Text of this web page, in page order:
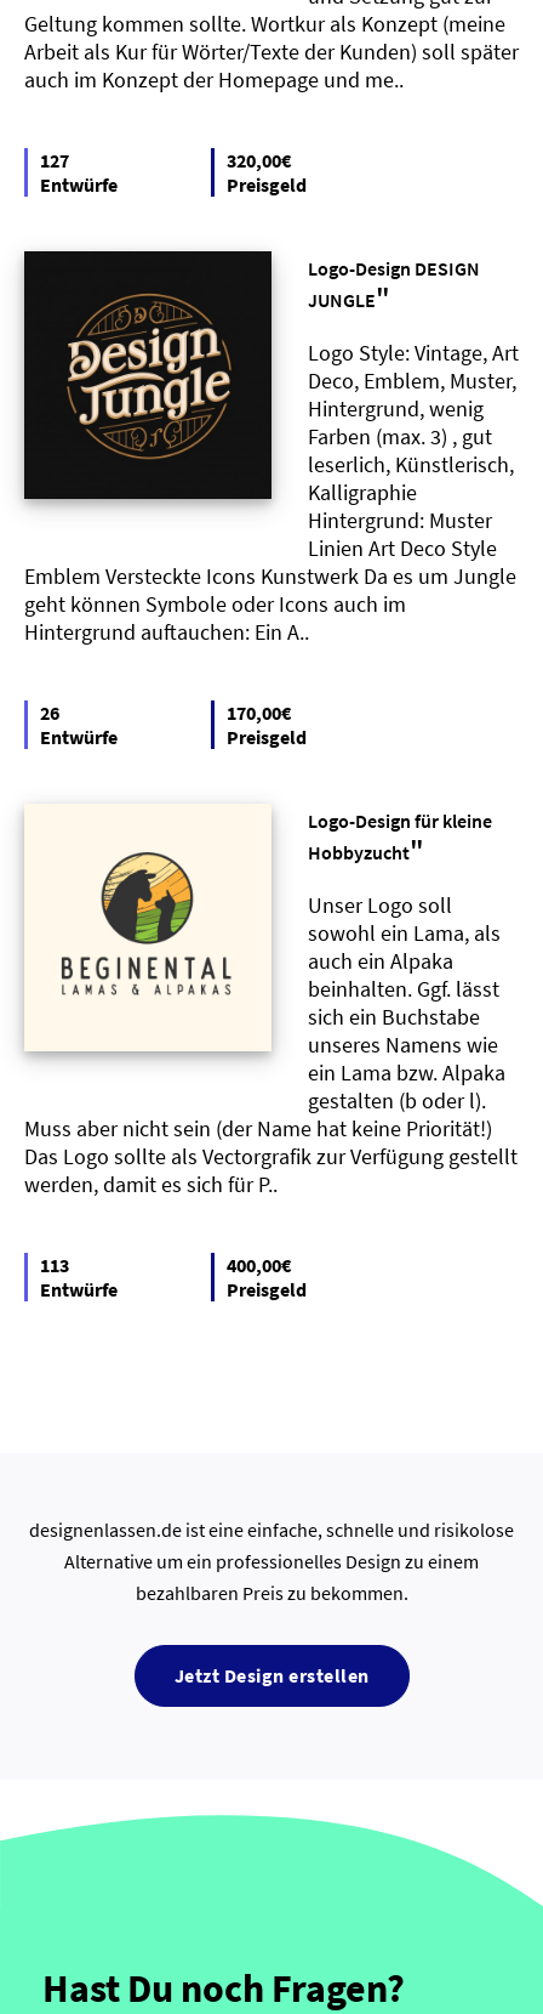
Geltung kommen sollte. Wortkur als Konzept (meine
Arbeit als Kur für Wörter/Texte der Kunden) soll später
auch im Konzept der Homepage und me..
127
Entwürfe
320,00€
Preisgeld
Logo-Design DESIGN
JUNGLE"
Logo Style: Vintage, Art
Deco, Emblem, Muster,
Hintergrund, wenig
Farben (max. 3) , gut
leserlich, Künstlerisch,
Kalligraphie
Hintergrund: Muster
Linien Art Deco Style
Emblem Versteckte Icons Kunstwerk Da es um Jungle
geht können Symbole oder Icons auch im
Hintergrund auftauchen: Ein A..
26
Entwürfe
170,00€
Preisgeld
Logo-Design für kleine
Hobbyzucht"
Unser Logo soll
sowohl ein Lama, als
auch ein Alpaka
beinhalten. Ggf. lässt
sich ein Buchstabe
unseres Namens wie
ein Lama bzw. Alpaka
gestalten (b oder l).
Muss aber nicht sein (der Name hat keine Priorität!)
Das Logo sollte als Vectorgrafik zur Verfügung gestellt
werden, damit es sich für P..
113
Entwürfe
400,00€
Preisgeld
designenlassen.de ist eine einfache, schnelle und risikolose
Alternative um ein professionelles Design zu einem
bezahlbaren Preis zu bekommen.
Jetzt Design erstellen
Hast Du noch Fragen?